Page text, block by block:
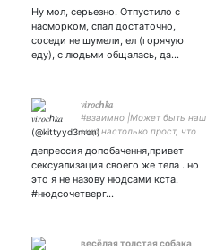
Ну мол, серьезно. Отпустило с
насморком, спал достаточно,
соседи не шумели, ел (горячую
еду), с людьми общалась, да…
𝑣𝑖𝑟𝑜𝑐ℎ𝑘𝑎
#взаимно |Может быть наш
мир настолько прост, что
перевернуть его на 180
градусов|
5168755473197610 на
мешочек счастья.
депрессия допобачення,привет
сексуализация своего же тела . но
это я не назову нюдсами кста.
#нюдсочетверг…
весёлая толстая собака